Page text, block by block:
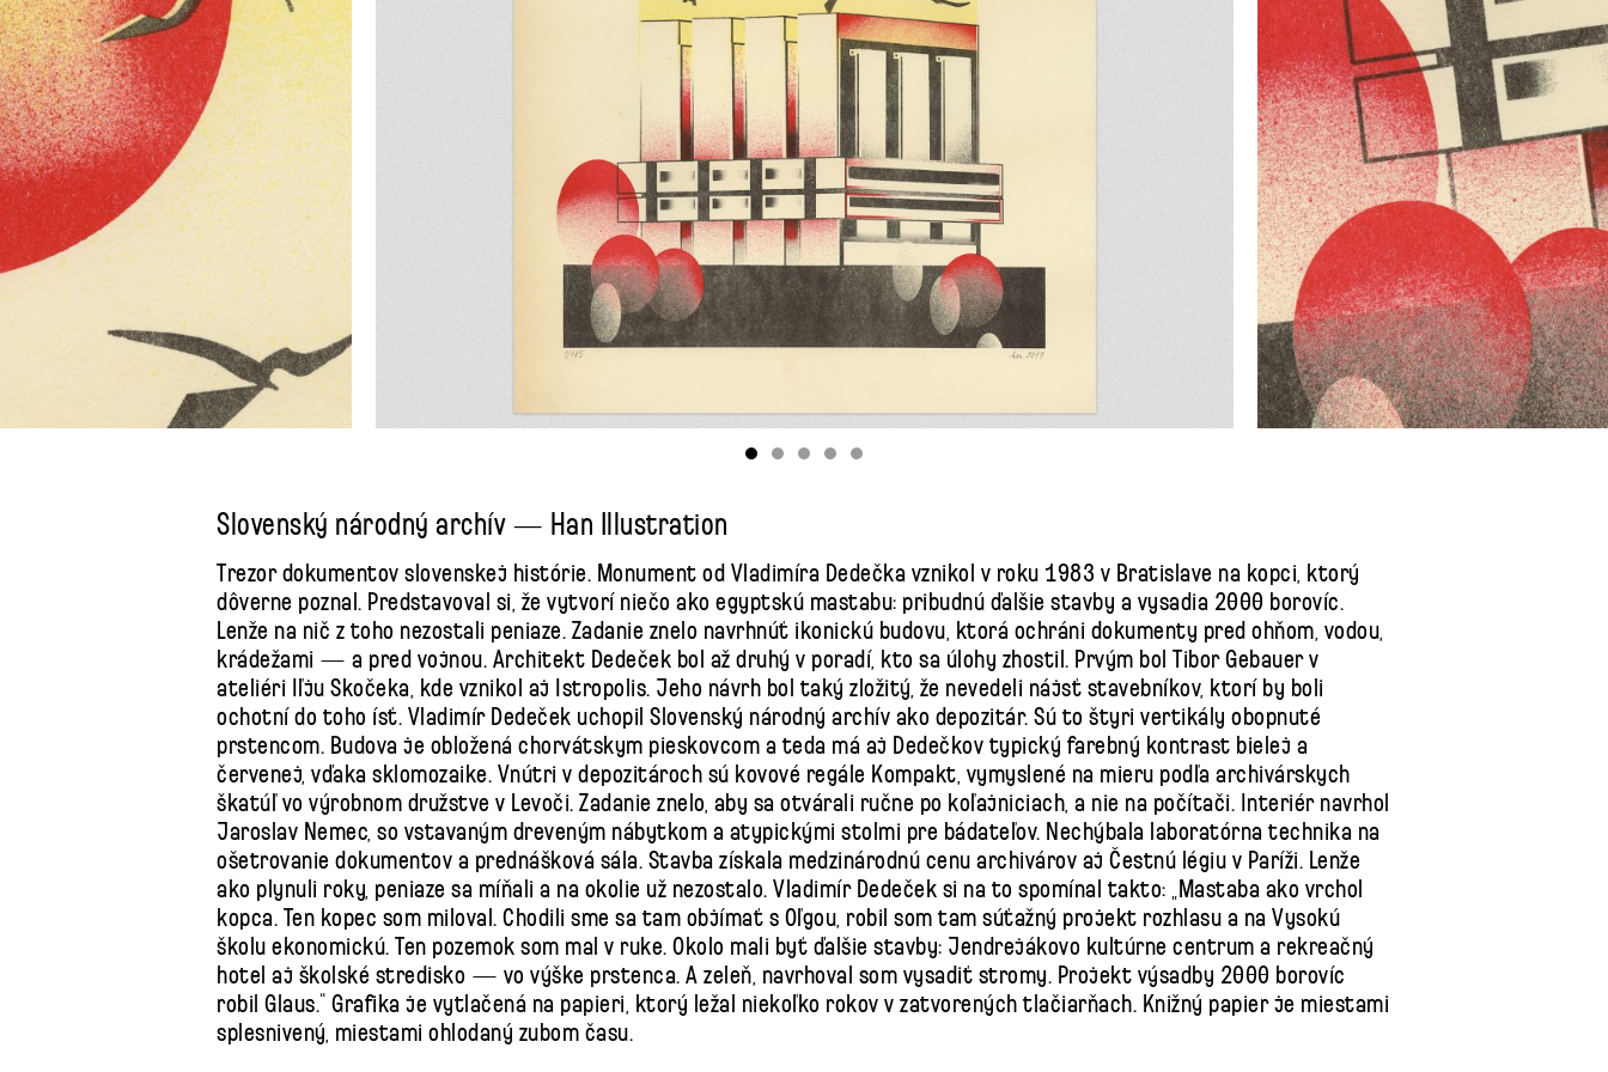
Slovenský národný archív — Han Illustration
Trezor dokumentov slovenskej histórie. Monument od Vladimíra Dedečka vznikol v roku 1983 v Bratislave na kopci, ktorý
dôverne poznal. Predstavoval si, že vytvorí niečo ako egyptskú mastabu: pribudnú ďalšie stavby a vysadia 2000 borovíc.
Lenže na nič z toho nezostali peniaze. Zadanie znelo navrhnúť ikonickú budovu, ktorá ochráni dokumenty pred ohňom, vodou,
krádežami — a pred vojnou. Architekt Dedeček bol až druhý v poradí, kto sa úlohy zhostil. Prvým bol Tibor Gebauer v
ateliéri Iľju Skočeka, kde vznikol aj Istropolis. Jeho návrh bol taký zložitý, že nevedeli nájsť stavebníkov, ktorí by boli
ochotní do toho ísť. Vladimír Dedeček uchopil Slovenský národný archív ako depozitár. Sú to štyri vertikály obopnuté
prstencom. Budova je obložená chorvátskym pieskovcom a teda má aj Dedečkov typický farebný kontrast bielej a
červenej, vďaka sklomozaike. Vnútri v depozitároch sú kovové regále Kompakt, vymyslené na mieru podľa archivárskych
škatúľ vo výrobnom družstve v Levoči. Zadanie znelo, aby sa otvárali ručne po koľajniciach, a nie na počítači. Interiér navrhol
Jaroslav Nemec, so vstavaným dreveným nábytkom a atypickými stolmi pre bádateľov. Nechýbala laboratórna technika na
ošetrovanie dokumentov a prednášková sála. Stavba získala medzinárodnú cenu archivárov aj Čestnú légiu v Paríži. Lenže
ako plynuli roky, peniaze sa míňali a na okolie už nezostalo. Vladimír Dedeček si na to spomínal takto: „Mastaba ako vrchol
kopca. Ten kopec som miloval. Chodili sme sa tam objímať s Oľgou, robil som tam súťažný projekt rozhlasu a na Vysokú
školu ekonomickú. Ten pozemok som mal v ruke. Okolo mali byť ďalšie stavby: Jendrejákovo kultúrne centrum a rekreačný
hotel aj školské stredisko — vo výške prstenca. A zeleň, navrhoval som vysadiť stromy. Projekt výsadby 2000 borovíc
robil Glaus.“ Grafika je vytlačená na papieri, ktorý ležal niekoľko rokov v zatvorených tlačiarňach. Knižný papier je miestami
splesnivený, miestami ohlodaný zubom času.